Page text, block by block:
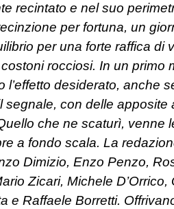
recintato e nel suo
per fortuna, un
per una forte raffica di
rocciosi. In un primo
l’effetto desiderato, anche
segnale, con delle
che ne scaturì, venne
a fondo scala. La
Dimizio, Enzo Penzo,
Zicari, Michele
e Raffaele Borretti.